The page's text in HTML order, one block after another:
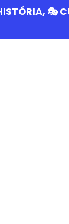
🎭